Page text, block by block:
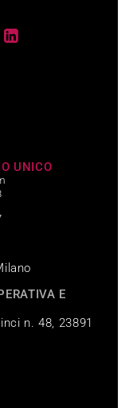
UNICO
E
n. 48, 23891